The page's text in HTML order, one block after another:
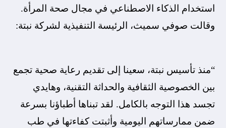
استخدام الذكاء الاصطناعي في مجال صحة المرأة.
وقالت صوفي سميث، الرئيسة التنفيذية لشركة نبتة:
“منذ تأسيس نبتة، سعينا إلى تقديم رعاية صحية تجمع
بين الخصوصية الثقافية والحداثة التقنية، وهايدي
تجسد هذا التوجه بالكامل. لقد تبناها أطباؤنا بسرعة
ضمن ممارساتهم اليومية وأثبتت كفاءتها في طب